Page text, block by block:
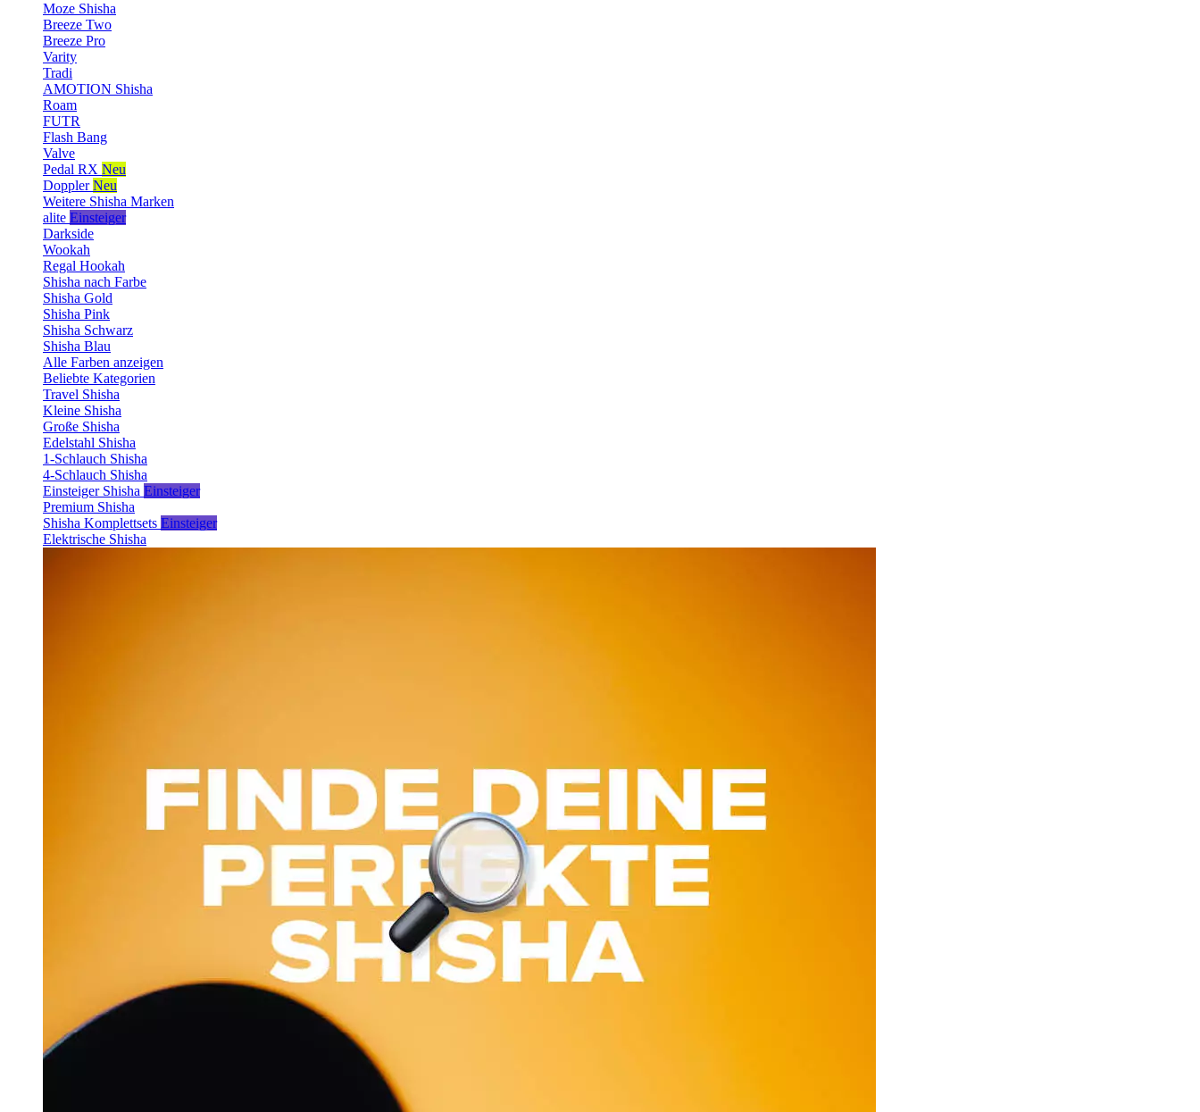
Moze Shisha
Breeze Two
Breeze Pro
Varity
Tradi
AMOTION Shisha
Roam
FUTR
Flash Bang
Valve
Pedal RX Neu
Doppler Neu
Weitere Shisha Marken
alite Einsteiger
Darkside
Wookah
Regal Hookah
Shisha nach Farbe
Shisha Gold
Shisha Pink
Shisha Schwarz
Shisha Blau
Alle Farben anzeigen
Beliebte Kategorien
Travel Shisha
Kleine Shisha
Große Shisha
Edelstahl Shisha
1-Schlauch Shisha
4-Schlauch Shisha
Einsteiger Shisha Einsteiger
Premium Shisha
Shisha Komplettsets Einsteiger
Elektrische Shisha